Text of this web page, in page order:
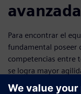
avanzada
Para encontrar el
fundamental poseer
competencias entre
se logra mayor
identificar o eliminar